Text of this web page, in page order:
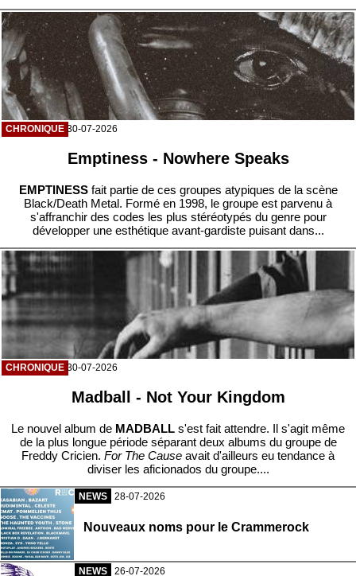
CHRONIQUE 30-07-2026
Emptiness - Nowhere Speaks
EMPTINESSfait partie de ces groupes atypiques de la scène
Black/Death Metal. Formé en 1998, le groupe est parvenu à
s'affranchir des codes les plus stéréotypés du genre pour
développer une esthétique avant-gardiste puisant dans...
CHRONIQUE 30-07-2026
Madball - Not Your Kingdom
Le nouvel album de MADBALL s'est fait attendre. Il s'agit même
de la plus longue période séparant deux albums du groupe de
Freddy Cricien. For The Cause avait d'ailleurs eu tendance à
diviser les aficionados du groupe....
NEWS 28-07-2026
Nouveaux noms pour le Crammerock
NEWS 26-07-2026